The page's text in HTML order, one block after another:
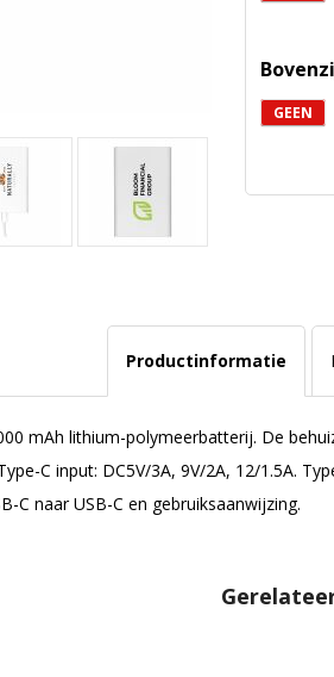
GEEN
Productinformatie
mAh lithium-polymeerbatterij. De
C input: DC5V/3A, 9V/2A, 12/1.5A.
C naar USB-C en gebruiksaanwijzing.